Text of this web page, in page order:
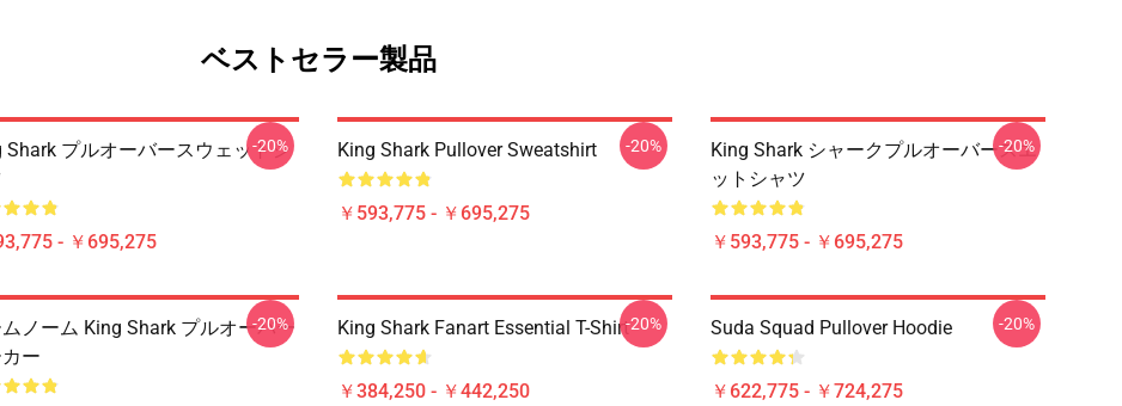
ベストセラー製品
Shark プルオーバースウェットシ
- ￥695,275
-20% King Shark Pullover Sweatshirt
￥593,775 - ￥695,275
-20%
King Shark シャークプルオーバースエ
ットシャツ
￥593,775 - ￥695,275
-20%
ムノーム King Shark プルオーバー
ー
-20% King Shark Fanart Essential T-Shirt
￥384,250 - ￥442,250
-20% Suda Squad Pullover Hoodie
￥622,775 - ￥724,275
-20%